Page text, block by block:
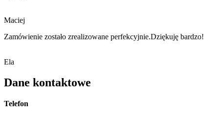
Maciej
Zamówienie zostało zrealizowane perfekcyjnie.Dziękuję bardzo!
Ela
Dane kontaktowe
Telefon